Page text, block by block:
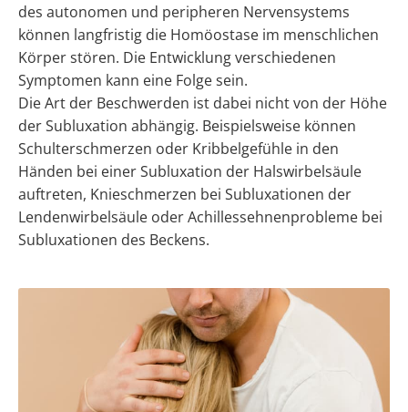
des autonomen und peripheren Nervensystems
können langfristig die Homöostase im menschlichen
Körper stören. Die Entwicklung verschiedenen
Symptomen kann eine Folge sein.
Die Art der Beschwerden ist dabei nicht von der Höhe
der Subluxation abhängig. Beispielsweise können
Schulterschmerzen oder Kribbelgefühle in den
Händen bei einer Subluxation der Halswirbelsäule
auftreten, Knieschmerzen bei Subluxationen der
Lendenwirbelsäule oder Achillessehnenprobleme bei
Subluxationen des Beckens.